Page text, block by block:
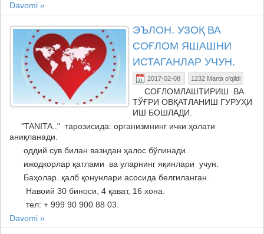
Davomi »
ЭЪЛОН. УЗОҚ ВА
СОҒЛОМ ЯШАШНИ
ИСТАГАНЛАР УЧУН.
2017-02-08 1232 Marta o'qildi
СОҒЛОМЛАШТИРИШ ВА
ТЎҒРИ ОВҚАТЛАНИШ ГУРУҲИ
ИШ БОШЛАДИ.
"TANITA.." тарозисида: организмнинг ички ҳолати
аниқланади.
оддий сув билан вазндан ҳалос бўлинади.
ижодкорлар қатлами ва уларнинг яқинлари учун.
Баҳолар..қалб қонунлари асосида белгиланган.
Навоий 30 биноси, 4 қават, 16 хона.
тел: + 999 90 900 88 03.
Davomi »